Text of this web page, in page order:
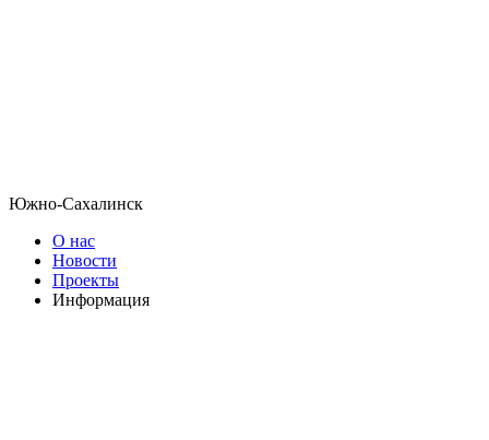
Южно-Сахалинск
О нас
Новости
Проекты
Информация